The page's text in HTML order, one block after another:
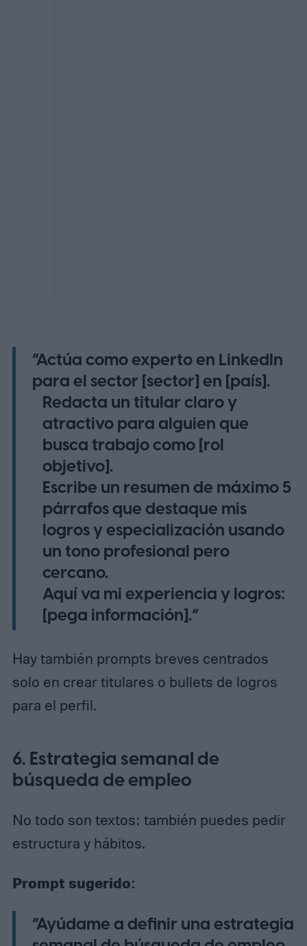
“Actúa como experto en LinkedIn
para el sector [sector] en [país].
Redacta un titular claro y
atractivo para alguien que
busca trabajo como [rol
objetivo].
Escribe un resumen de máximo 5
párrafos que destaque mis
logros y especialización usando
un tono profesional pero
cercano.
Aquí va mi experiencia y logros:
[pega información].”
Hay también prompts breves centrados
solo en crear titulares o bullets de logros
para el perfil.
6. Estrategia semanal de
búsqueda de empleo
No todo son textos: también puedes pedir
estructura y hábitos.
Prompt sugerido:
“Ayúdame a definir una estrategia